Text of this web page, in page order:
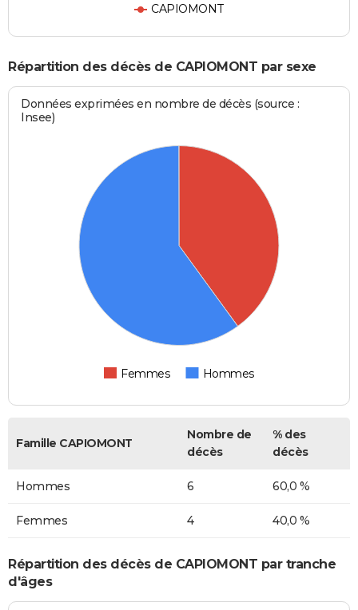
CAPIOMONT
Répartition des décès de CAPIOMONT par sexe
Données exprimées en nombre de décès (source :
Insee)
Femmes Hommes
Famille CAPIOMONT
Nombre de
décès
% des
décès
Hommes 6 60,0 %
Femmes 4 40,0 %
Répartition des décès de CAPIOMONT par tranche
d'âges